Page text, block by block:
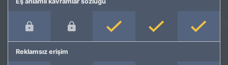
Reklamsız erişim